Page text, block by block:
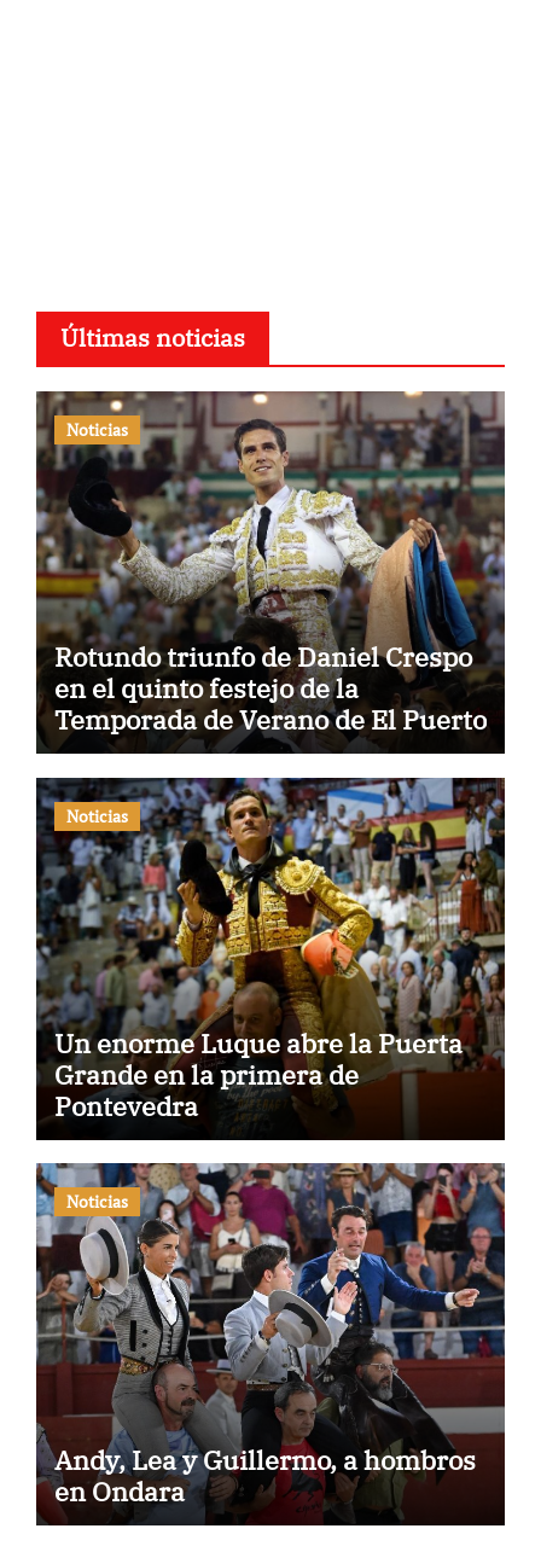
Últimas noticias
Noticias
Rotundo triunfo de Daniel Crespo
en el quinto festejo de la
Temporada de Verano de El Puerto
Noticias
Un enorme Luque abre la Puerta
Grande en la primera de
Pontevedra
Noticias
Andy, Lea y Guillermo, a hombros
en Ondara